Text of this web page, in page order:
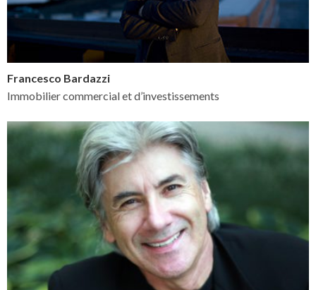
Francesco Bardazzi
Immobilier commercial et d’investissements